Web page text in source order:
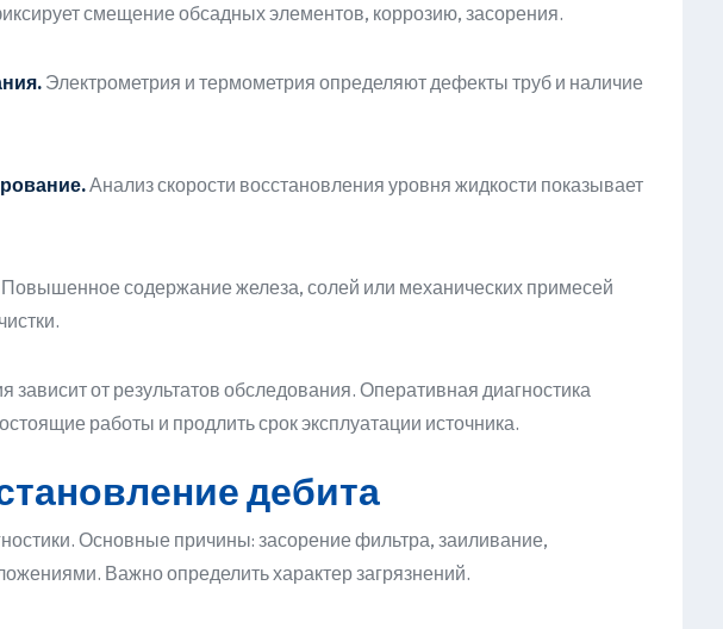
смещение обсадных элементов, коррозию, засорения.
Электрометрия и термометрия определяют дефекты труб и наличие
Анализ скорости восстановления уровня жидкости показывает
Повышенное содержание железа, солей или механических примесей
зависит от результатов обследования. Оперативная диагностика
работы и продлить срок эксплуатации источника.
дебита
Основные причины: засорение фильтра, заиливание,
Важно определить характер загрязнений.